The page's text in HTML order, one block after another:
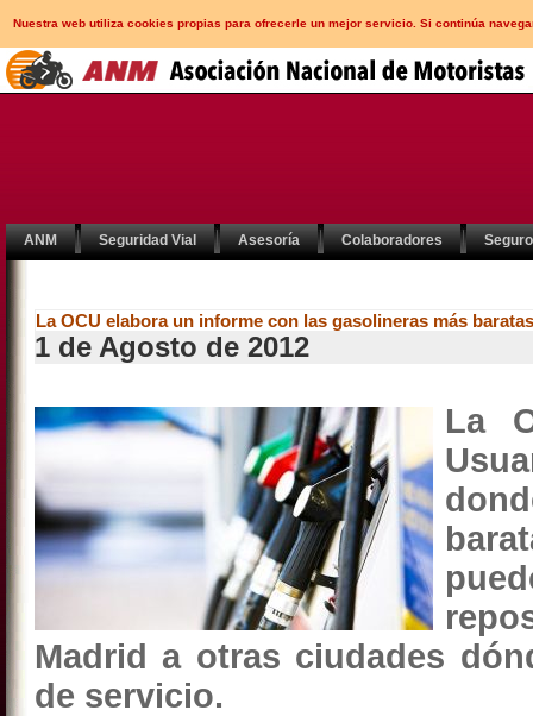
Nuestra web utiliza cookies propias para ofrecerle un mejor servicio. Si continúa
ANM Seguridad Vial Asesoría Colaboradores
La OCU elabora un informe con las gasolineras más baratas
1 de Agosto de 2012
La
Madrid a otras ciudades
de servicio.